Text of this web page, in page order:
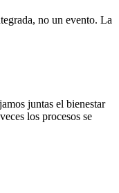
no un evento. La
juntas el bienestar
los procesos se